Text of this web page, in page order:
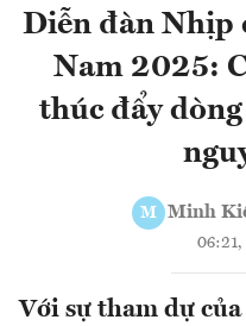
Diễn đàn Nhịp
Nam 2025:
thúc đẩy
M Minh
Với sự tham dự